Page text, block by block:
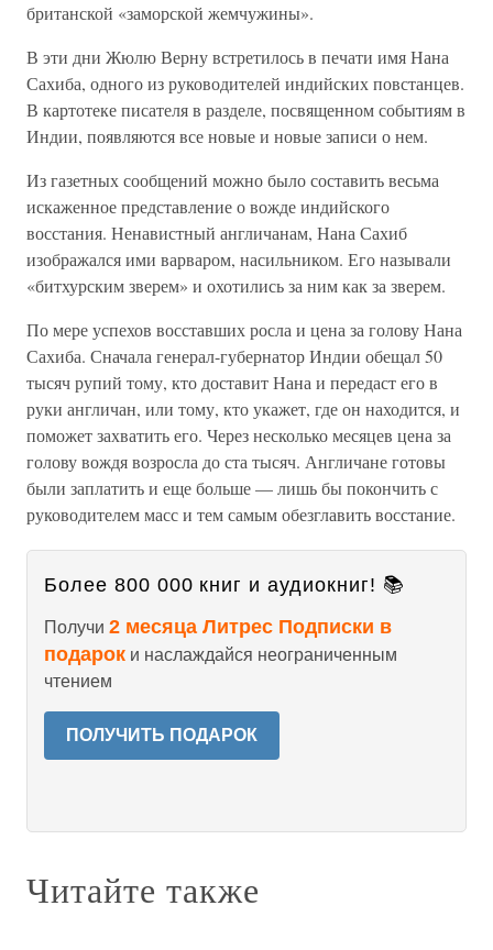
британской «заморской жемчужины».
В эти дни Жюлю Верну встретилось в печати имя Нана
Сахиба, одного из руководителей индийских повстанцев.
В картотеке писателя в разделе, посвященном событиям в
Индии, появляются все новые и новые записи о нем.
Из газетных сообщений можно было составить весьма
искаженное представление о вожде индийского
восстания. Ненавистный англичанам, Нана Сахиб
изображался ими варваром, насильником. Его называли
«битхурским зверем» и охотились за ним как за зверем.
По мере успехов восставших росла и цена за голову Нана
Сахиба. Сначала генерал-губернатор Индии обещал 50
тысяч рупий тому, кто доставит Нана и передаст его в
руки англичан, или тому, кто укажет, где он находится, и
поможет захватить его. Через несколько месяцев цена за
голову вождя возросла до ста тысяч. Англичане готовы
были заплатить и еще больше — лишь бы покончить с
руководителем масс и тем самым обезглавить восстание.
Более 800 000 книг и аудиокниг! 📚
Получи 2 месяца Литрес Подписки в
подарок и наслаждайся неограниченным
чтением
ПОЛУЧИТЬ ПОДАРОК
Читайте также